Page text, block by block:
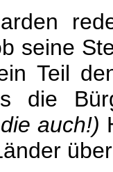
seine
Teil
die
auch!)